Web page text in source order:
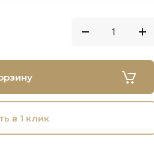
в 1 клик